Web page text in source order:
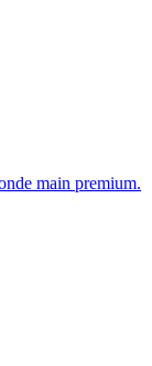
main premium.